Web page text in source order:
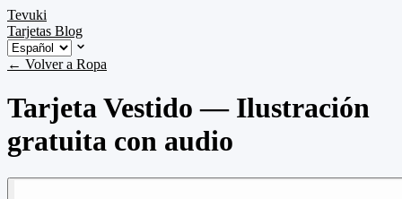
Tevuki
Tarjetas Blog
← Volver a Ropa
Tarjeta Vestido — Ilustración
gratuita con audio